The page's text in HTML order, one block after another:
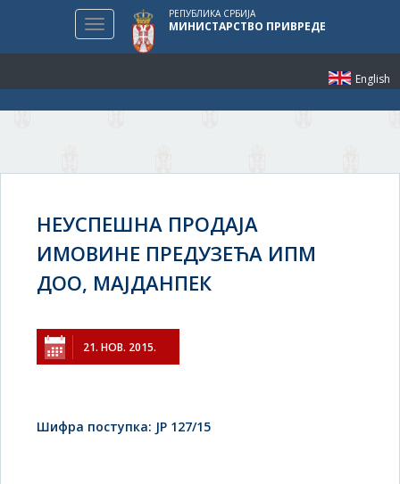
English
Toggle
navigation
РЕПУБЛИКА СРБИЈА
МИНИСТАРСТВО ПРИВРЕДЕ
НЕУСПЕШНА ПРОДАЈА
ИМОВИНЕ ПРЕДУЗЕЋА ИПМ
ДОО, МАЈДАНПЕК
21. НОВ. 2015.
Шифра поступка: JP 127/15